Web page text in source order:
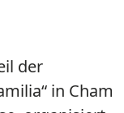
der
in Cham